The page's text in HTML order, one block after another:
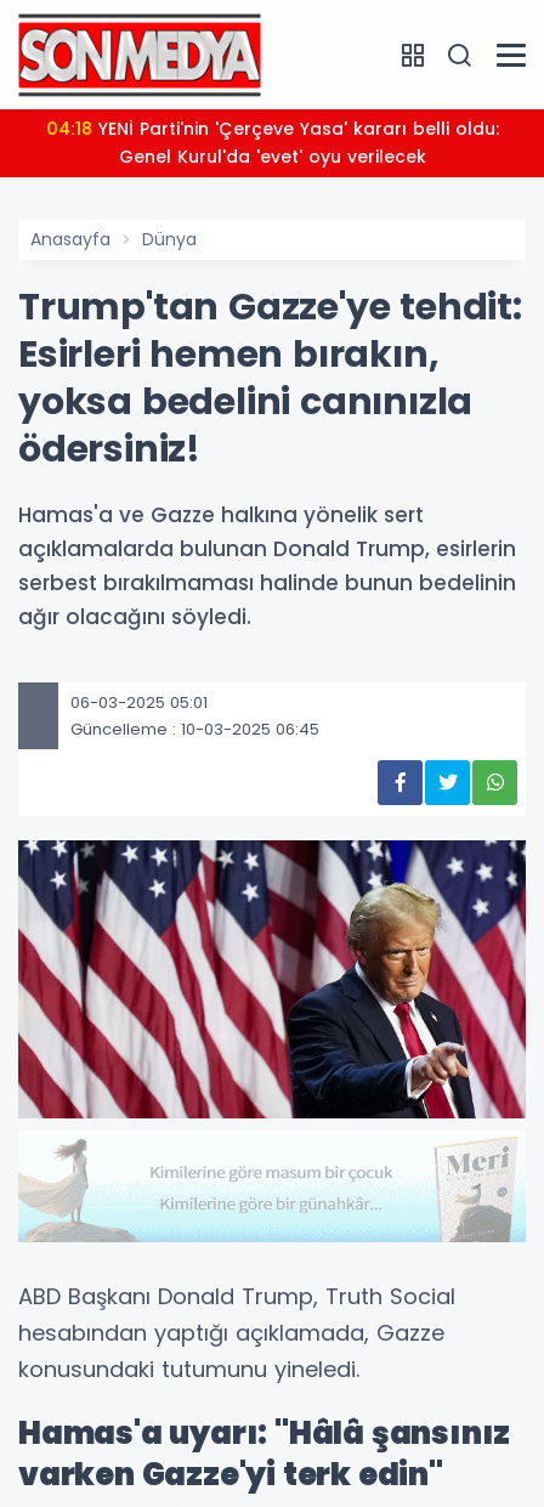
04:18
Genel Kurul'da 'evet' oyu verilecek
Anasayfa Dünya
Trump'tan Gazze'ye tehdit:
Esirleri hemen bırakın,
yoksa bedelini canınızla
ödersiniz!
Hamas'a ve Gazze halkına yönelik sert
açıklamalarda bulunan Donald Trump, esirlerin
serbest bırakılmaması halinde bunun bedelinin
ağır olacağını söyledi.
06-03-2025 05:01
Güncelleme : 10-03-2025 06:45
ABD Başkanı Donald Trump, Truth Social
hesabından yaptığı açıklamada, Gazze
konusundaki tutumunu yineledi.
Hamas'a uyarı: "Hâlâ şansınız
varken Gazze'yi terk edin"